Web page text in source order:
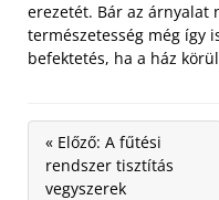
erezetét. Bár az árnyalat
természetesség még így
befektetés, ha a ház
« Előző: A fűtési
rendszer tisztítás
vegyszerek